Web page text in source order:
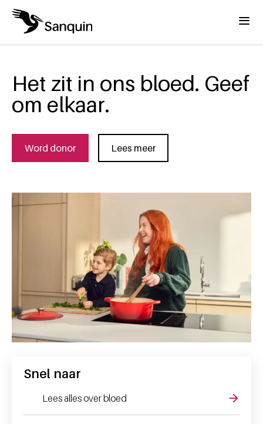
Overslaan en naar de inhoud gaan
Menu
Het zit in ons bloed. Geef
om elkaar.
Word donor Lees meer
Snel naar
Lees alles over bloed